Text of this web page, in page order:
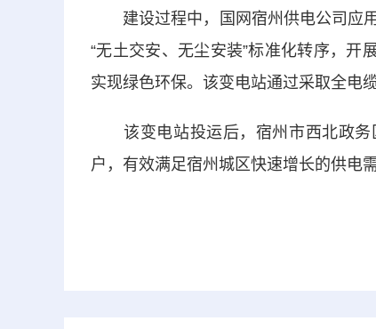
建设过程中，国网宿州供电公司应用
“无土交安、无尘安装”标准化转序，开
实现绿色环保。该变电站通过采取全电
该变电站投运后，宿州市西北政务
户，有效满足宿州城区快速增长的供电